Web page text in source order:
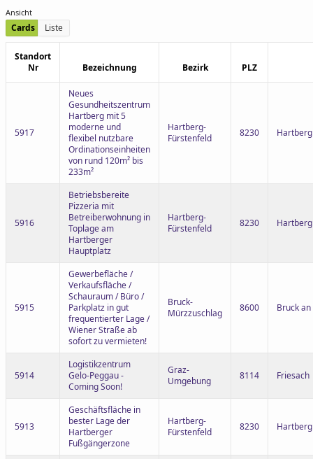
Ansicht
Cards Liste
Standort
Nr
Bezeichnung Bezirk PLZ
5917
Neues
Gesundheitszentrum
Hartberg mit 5
moderne und
flexibel nutzbare
Ordinationseinheiten
von rund 120m² bis
233m²
Hartberg-
Fürstenfeld
8230 Hartberg
5916
Betriebsbereite
Pizzeria mit
Betreiberwohnung in
Toplage am
Hartberger
Hauptplatz
Hartberg-
Fürstenfeld
8230 Hartberg
5915
Gewerbefläche /
Verkaufsfläche /
Schauraum / Büro /
Parkplatz in gut
frequentierter Lage /
Wiener Straße ab
sofort zu vermieten!
Bruck-
Mürzzuschlag
8600 Bruck
5914
Logistikzentrum
Gelo-Peggau -
Coming Soon!
Graz-
Umgebung
8114 Friesach
5913
Geschäftsfläche in
bester Lage der
Hartberger
Fußgängerzone
Hartberg-
Fürstenfeld
8230 Hartberg